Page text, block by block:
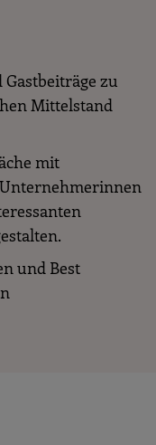
Gastbeiträge zu
Mittelstand
mit
und Best